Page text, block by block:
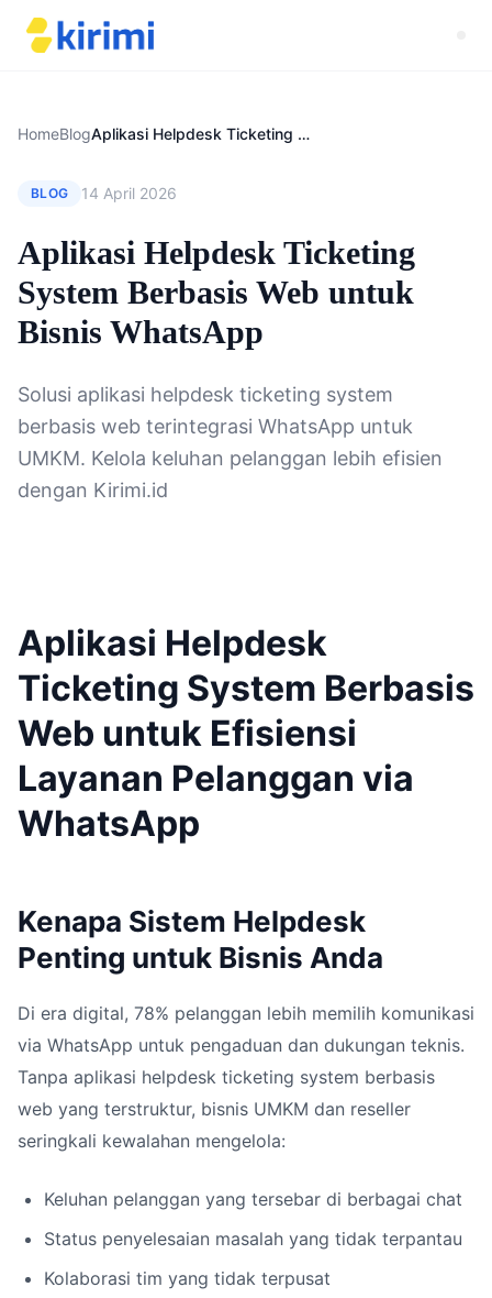
HomeBlog Aplikasi Helpdesk Ticketing System Berbasis Web untuk Bisnis WhatsApp
BLOG 14 April 2026
Aplikasi Helpdesk Ticketing
System Berbasis Web untuk
Bisnis WhatsApp
Solusi aplikasi helpdesk ticketing system
berbasis web terintegrasi WhatsApp untuk
UMKM. Kelola keluhan pelanggan lebih efisien
dengan Kirimi.id
Aplikasi Helpdesk
Ticketing System Berbasis
Web untuk Efisiensi
Layanan Pelanggan via
WhatsApp
Kenapa Sistem Helpdesk
Penting untuk Bisnis Anda
Di era digital, 78% pelanggan lebih memilih komunikasi
via WhatsApp untuk pengaduan dan dukungan teknis.
Tanpa aplikasi helpdesk ticketing system berbasis
web yang terstruktur, bisnis UMKM dan reseller
seringkali kewalahan mengelola:
Keluhan pelanggan yang tersebar di berbagai chat
Status penyelesaian masalah yang tidak terpantau
Kolaborasi tim yang tidak terpusat